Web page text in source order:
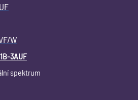
W
3AUF
spektrum